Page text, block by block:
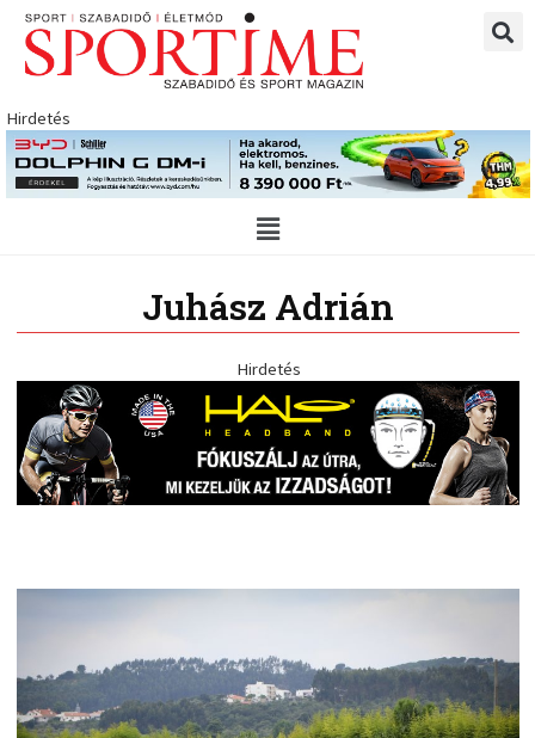
Skip
content
Hirdetés
Main
Menu
Juhász Adrián
Hirdetés